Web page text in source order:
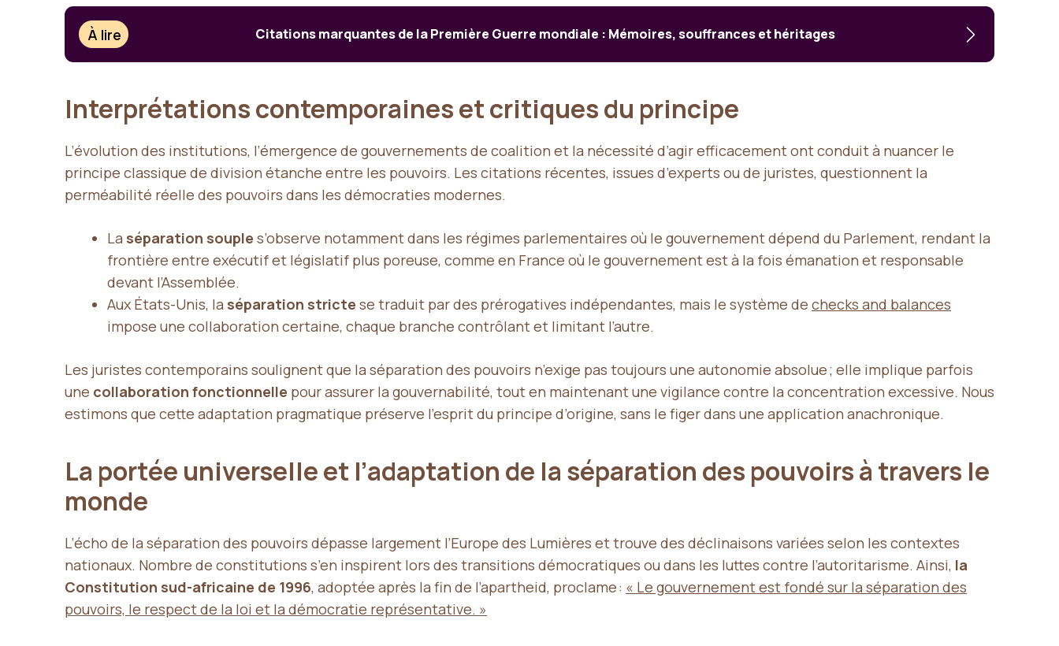
À lire Citations marquantes de la Première Guerre mondiale : Mémoires, souffrances et héritages
Interprétations contemporaines et critiques du principe
L’évolution des institutions, l’émergence de gouvernements de coalition et la nécessité d’agir efficacement ont conduit à nuancer le
principe classique de division étanche entre les pouvoirs. Les citations récentes, issues d’experts ou de juristes, questionnent la
perméabilité réelle des pouvoirs dans les démocraties modernes.
La séparation souple s’observe notamment dans les régimes parlementaires où le gouvernement dépend du Parlement, rendant la
frontière entre exécutif et législatif plus poreuse, comme en France où le gouvernement est à la fois émanation et responsable
devant l’Assemblée.
Aux États-Unis, la séparation stricte se traduit par des prérogatives indépendantes, mais le système de checks and balances
impose une collaboration certaine, chaque branche contrôlant et limitant l’autre.
Les juristes contemporains soulignent que la séparation des pouvoirs n’exige pas toujours une autonomie absolue ; elle implique parfois
une collaboration fonctionnelle pour assurer la gouvernabilité, tout en maintenant une vigilance contre la concentration excessive. Nous
estimons que cette adaptation pragmatique préserve l’esprit du principe d’origine, sans le figer dans une application anachronique.
La portée universelle et l’adaptation de la séparation des pouvoirs à travers le
monde
L’écho de la séparation des pouvoirs dépasse largement l’Europe des Lumières et trouve des déclinaisons variées selon les contextes
nationaux. Nombre de constitutions s’en inspirent lors des transitions démocratiques ou dans les luttes contre l’autoritarisme. Ainsi, la
Constitution sud-africaine de 1996, adoptée après la fin de l’apartheid, proclame : « Le gouvernement est fondé sur la séparation des
pouvoirs, le respect de la loi et la démocratie représentative. »